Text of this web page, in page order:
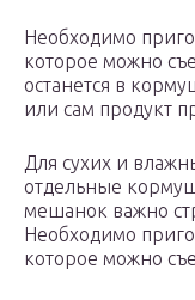
Необходимо
которое можно
останется в
или сам продукт
Для сухих и
отдельные
мешанок важно
Необходимо
которое можно